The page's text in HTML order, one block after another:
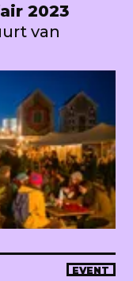
2023
van
EVENT